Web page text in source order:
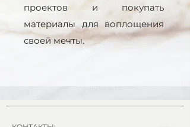
проектов и покупать
материалы для воплощения
своей мечты.